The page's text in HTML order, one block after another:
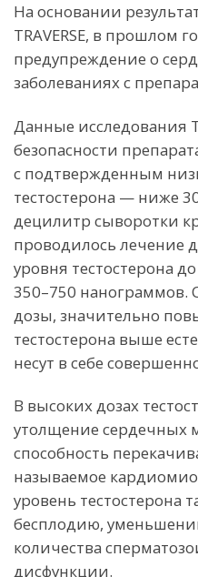
На основании
TRAVERSE, в прошлом
предупреждение о
заболеваниях с
Данные исследования
безопасности
с подтвержденным
тестостерона — ниже
децилитр сыворотки
проводилось лечение
уровня тестостерона
350–750 нанограммов.
дозы, значительно
тестостерона выше
несут в себе
В высоких дозах
утолщение сердечных
способность
называемое
уровень тестостерона
бесплодию,
количества
дисфункции.